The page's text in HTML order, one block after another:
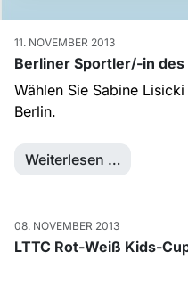
11. NOVEMBER 2013
Berliner Sportler/-in des
Wählen Sie Sabine
Berlin.
Weiterlesen …
08. NOVEMBER 2013
LTTC Rot-Weiß Kids-